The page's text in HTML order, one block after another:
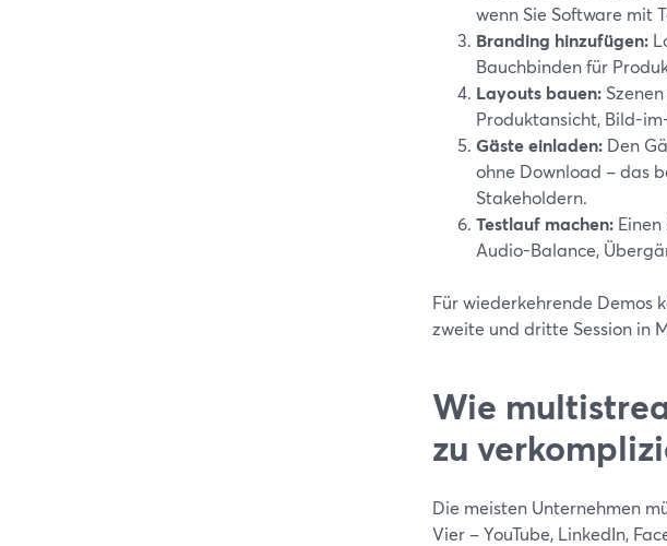
wenn Sie Software mit
Branding hinzufügen:
Bauchbinden für
Layouts bauen:
Produktansicht, Bild-
Gäste einladen: Den
ohne Download – das
Stakeholdern.
Testlauf machen:
Audio-Balance,
Für wiederkehrende Demos
zweite und dritte Session in
Wie
zu
Die meisten Unternehmen
Vier – YouTube, LinkedIn,